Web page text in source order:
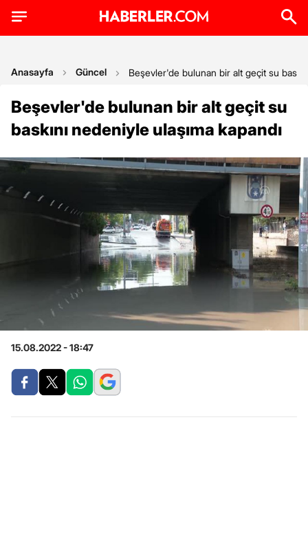
Anasayfa Güncel Beşevler'de bulunan bir alt geçit su
Beşevler'de bulunan bir alt geçit su
baskını nedeniyle ulaşıma kapandı
15.08.2022 - 18:47